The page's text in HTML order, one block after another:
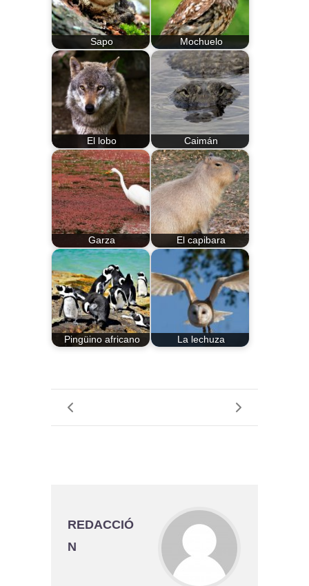
Sapo Mochuelo
El lobo Caimán
Garza El capibara
Pingüino africano La lechuza
REDACCIÓ
N